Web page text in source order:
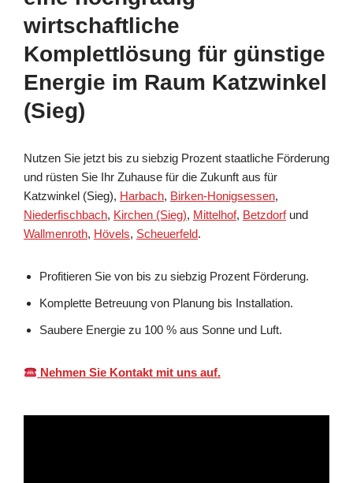
wirtschaftliche
Komplettlösung für günstige
Energie im Raum Katzwinkel
(Sieg)
Nutzen Sie jetzt bis zu siebzig Prozent staatliche Förderung
und rüsten Sie Ihr Zuhause für die Zukunft aus für
Katzwinkel (Sieg), Harbach, Birken-Honigsessen,
Niederfischbach, Kirchen (Sieg), Mittelhof, Betzdorfund
Wallmenroth, Hövels, Scheuerfeld.
Profitieren Sie von bis zu siebzig Prozent Förderung.
Komplette Betreuung von Planung bis Installation.
Saubere Energie zu 100 % aus Sonne und Luft.
Nehmen Sie Kontakt mit uns auf.